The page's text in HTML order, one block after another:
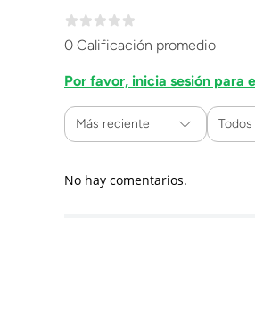
0 Calificación promedio
Por favor, inicia sesión para
Más reciente Todos
No hay comentarios.